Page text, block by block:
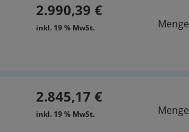
2.990,39 €
inkl. 19 % MwSt. Menge
2.845,17 €
inkl. 19 % MwSt. Menge